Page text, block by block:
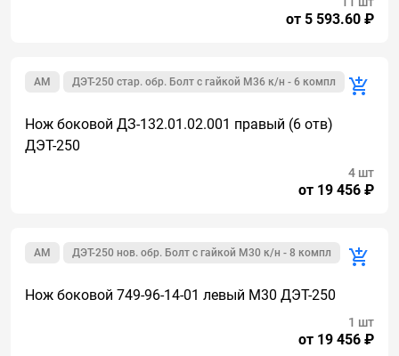
от 5 593.60 ₽
ДЭТ-250 стар. обр. Болт с гайкой М36 к/н - 6 компл
AM
Нож боковой ДЗ-132.01.02.001 правый (6 отв)
ДЭТ-250
от 19 456 ₽
4 шт
ДЭТ-250 нов. обр. Болт с гайкой М30 к/н - 8 компл
AM
Нож боковой 749-96-14-01 левый М30 ДЭТ-250
от 19 456 ₽
1 шт